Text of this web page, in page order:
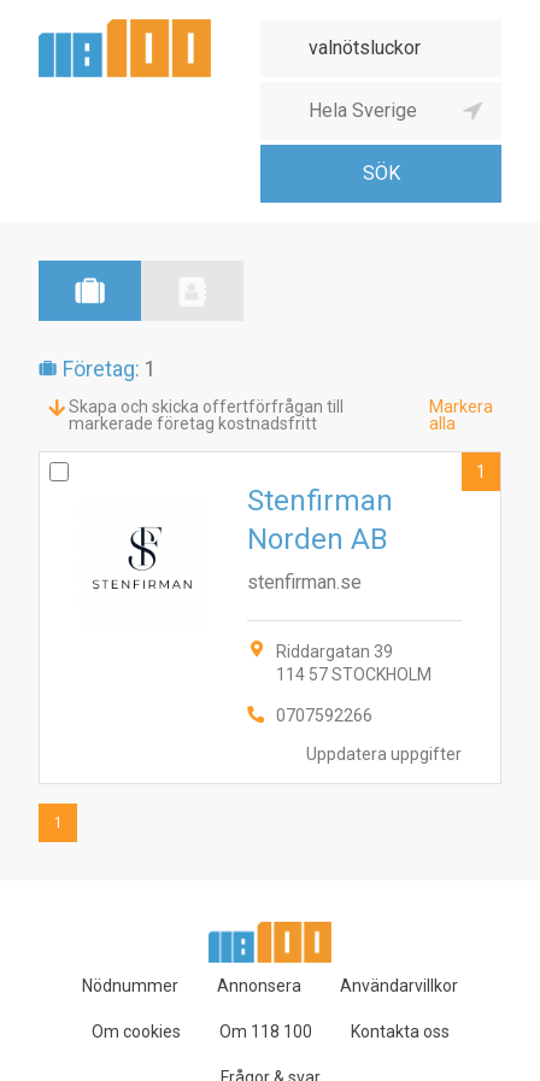
Företag: 1
Skapa och skicka offertförfrågan till
markerade företag kostnadsfritt
Markera
alla
Uppdatera uppgifter
Stenfirman
Norden AB
stenfirman.se
Riddargatan 39
114 57 STOCKHOLM
0707592266
1
1
Nödnummer Annonsera Användarvillkor
Om cookies Om 118 100 Kontakta oss